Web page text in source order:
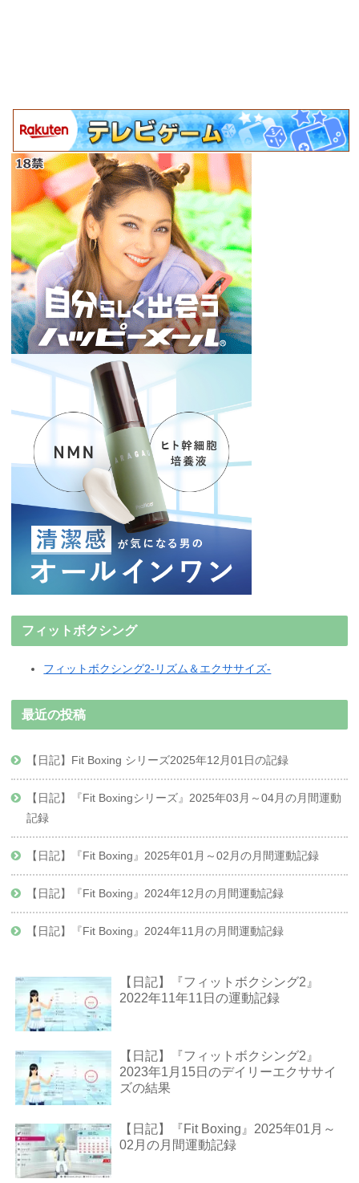
フィットボクシング
フィットボクシング2-リズム＆エクササイズ-
最近の投稿
【日記】Fit Boxing シリーズ2025年12月01日の記録
【日記】『Fit Boxingシリーズ』2025年03月～04月の月間運動
記録
【日記】『Fit Boxing』2025年01月～02月の月間運動記録
【日記】『Fit Boxing』2024年12月の月間運動記録
【日記】『Fit Boxing』2024年11月の月間運動記録
【日記】『フィットボクシング2』
2022年11年11日の運動記録
【日記】『フィットボクシング2』
2023年1月15日のデイリーエクササイ
ズの結果
【日記】『Fit Boxing』2025年01月～
02月の月間運動記録